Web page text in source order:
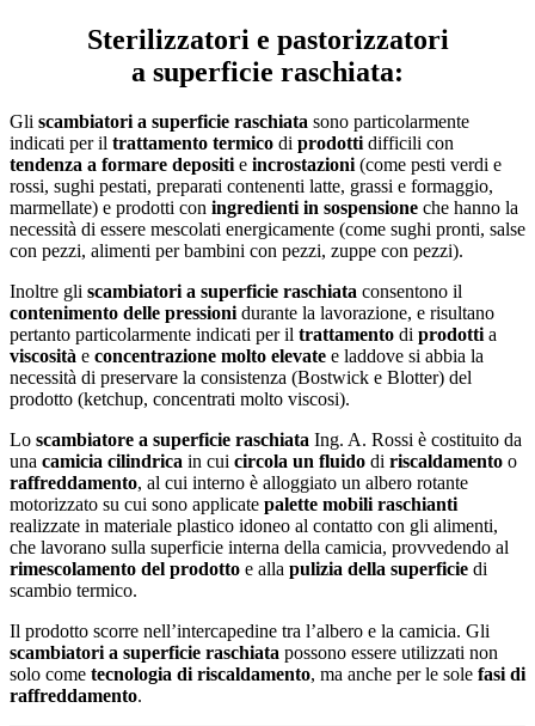
Sterilizzatori e pastorizzatori
a superficie raschiata:
Gli scambiatori a superficie raschiata sono particolarmente
indicati per il trattamento termico di prodottidifficili con
tendenza a formare depositie incrostazioni(come pesti verdi e
rossi, sughi pestati, preparati contenenti latte, grassi e formaggio,
marmellate) e prodotti con ingredienti in sospensione che hanno la
necessità di essere mescolati energicamente (come sughi pronti, salse
con pezzi, alimenti per bambini con pezzi, zuppe con pezzi).
Inoltre gli scambiatori a superficie raschiata consentono il
contenimento delle pressionidurante la lavorazione, e risultano
pertanto particolarmente indicati per il trattamento di prodottia
viscosità e concentrazione molto elevate e laddove si abbia la
necessità di preservare la consistenza (Bostwick e Blotter) del
prodotto (ketchup, concentrati molto viscosi).
Lo scambiatore a superficie raschiata Ing. A. Rossi è costituito da
una camicia cilindrica in cui circola un fluido di riscaldamento o
raffreddamento, al cui interno è alloggiato un albero rotante
motorizzato su cui sono applicate palette mobili raschianti
realizzate in materiale plastico idoneo al contatto con gli alimenti,
che lavorano sulla superficie interna della camicia, provvedendo al
rimescolamento del prodotto e alla pulizia della superficie di
scambio termico.
Il prodotto scorre nell’intercapedine tra l’albero e la camicia. Gli
scambiatori a superficie raschiata possono essere utilizzati non
solo come tecnologia di riscaldamento, ma anche per le sole fasi di
raffreddamento.